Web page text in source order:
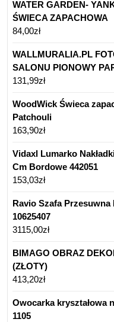
WATER GARDEN-
ŚWIECA ZAPACHOWA
84,00zł
WALLMURALIA.PL
SALONU PIONOWY
131,99zł
WoodWick Świeca
Patchouli
163,90zł
Vidaxl Lumarko
Cm Bordowe 442051
153,03zł
Ravio Szafa
10625407
3115,00zł
BIMAGO OBRAZ
(ZŁOTY)
413,20zł
Owocarka kryształowa
1105